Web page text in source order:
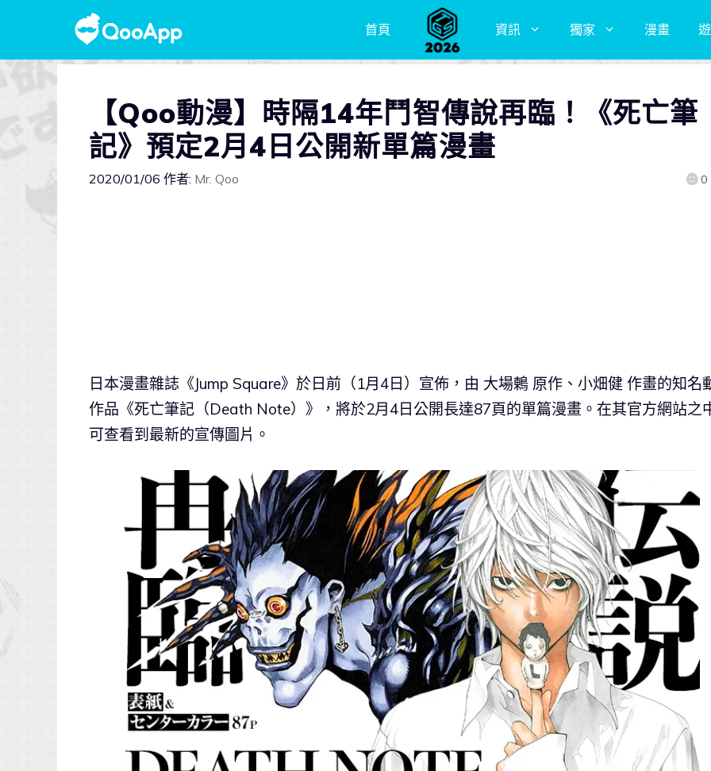
首頁 資訊 獨家 漫畫
【Qoo動漫】時隔14年鬥智傳說再臨！《死亡筆
記》預定2月4日公開新單篇漫畫
2020/01/06 作者: Mr. Qoo 0
日本漫畫雜誌《Jump Square》於日前（1月4日）宣佈，由 大場鶇 原作、小畑健 作畫的知名
作品《死亡筆記（Death Note）》，將於2月4日公開長達87頁的單篇漫畫。在其官方網站之
可查看到最新的宣傳圖片。